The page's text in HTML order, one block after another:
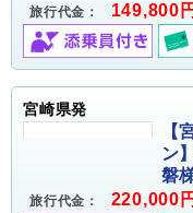
旅行代金： 149,800
宮崎県発
【
ン
磐
旅行代金： 220,000円